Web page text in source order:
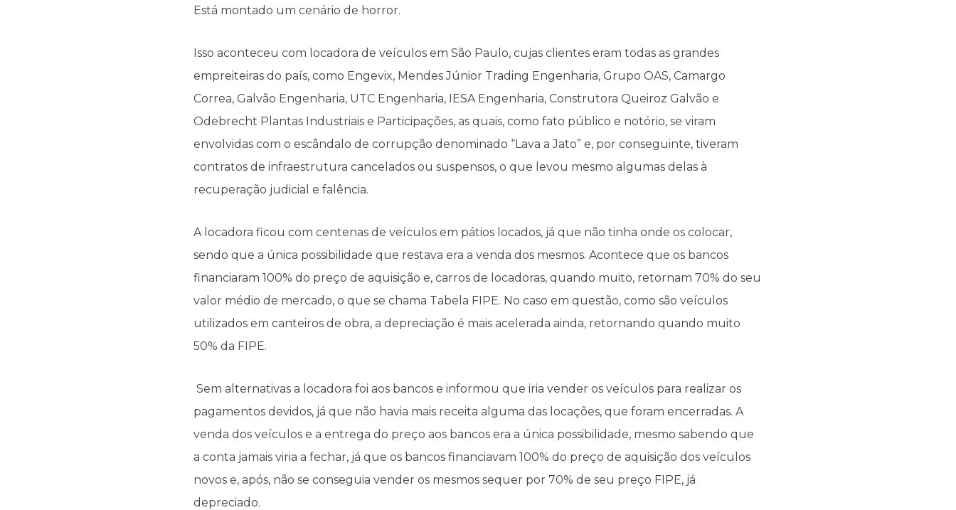
Está montado um cenário de horror.
Isso aconteceu com locadora de veículos em São Paulo, cujas clientes eram todas as grandes
empreiteiras do país, como Engevix, Mendes Júnior Trading Engenharia, Grupo OAS, Camargo
Correa, Galvão Engenharia, UTC Engenharia, IESA Engenharia, Construtora Queiroz Galvão e
Odebrecht Plantas Industriais e Participações, as quais, como fato público e notório, se viram
envolvidas com o escândalo de corrupção denominado “Lava a Jato” e, por conseguinte, tiveram
contratos de infraestrutura cancelados ou suspensos, o que levou mesmo algumas delas à
recuperação judicial e falência.
A locadora ficou com centenas de veículos em pátios locados, já que não tinha onde os colocar,
sendo que a única possibilidade que restava era a venda dos mesmos. Acontece que os bancos
financiaram 100% do preço de aquisição e, carros de locadoras, quando muito, retornam 70% do seu
valor médio de mercado, o que se chama Tabela FIPE. No caso em questão, como são veículos
utilizados em canteiros de obra, a depreciação é mais acelerada ainda, retornando quando muito
50% da FIPE.
Sem alternativas a locadora foi aos bancos e informou que iria vender os veículos para realizar os
pagamentos devidos, já que não havia mais receita alguma das locações, que foram encerradas. A
venda dos veículos e a entrega do preço aos bancos era a única possibilidade, mesmo sabendo que
a conta jamais viria a fechar, já que os bancos financiavam 100% do preço de aquisição dos veículos
novos e, após, não se conseguia vender os mesmos sequer por 70% de seu preço FIPE, já
depreciado.